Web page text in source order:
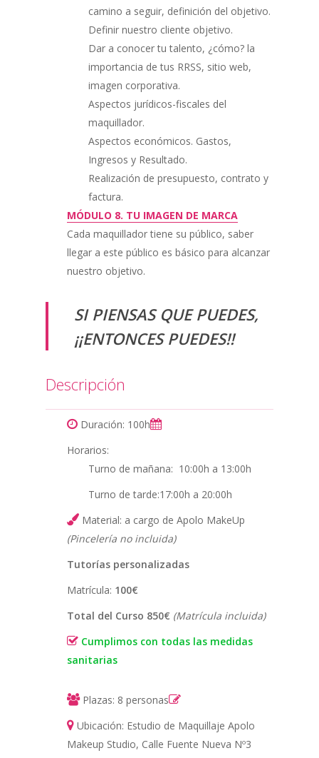
camino a seguir, definición del objetivo.
Definir nuestro cliente objetivo.
Dar a conocer tu talento, ¿cómo? la
importancia de tus RRSS, sitio web,
imagen corporativa.
Aspectos jurídicos-fiscales del
maquillador.
Aspectos económicos. Gastos,
Ingresos y Resultado.
Realización de presupuesto, contrato y
factura.
MÓDULO 8. TU IMAGEN DE MARCA
Cada maquillador tiene su público, saber
llegar a este público es básico para alcanzar
nuestro objetivo.
SI PIENSAS QUE PUEDES,
¡¡ENTONCES PUEDES!!
Descripción
Duración: 100h
Horarios:
Turno de mañana: 10:00h a 13:00h
Turno de tarde:17:00h a 20:00h
Material: a cargo de Apolo MakeUp
(Pincelería no incluida)
Tutorías personalizadas
Matrícula: 100€
Total del Curso 850€ (Matrícula incluida)
Cumplimos con todas las medidas
sanitarias
Plazas: 8 personas
Ubicación: Estudio de Maquillaje Apolo
Makeup Studio, Calle Fuente Nueva Nº3